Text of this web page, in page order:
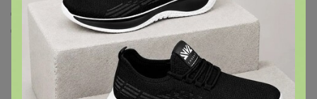
Диаметр, см: 213
Длина, см: 213
Ширина, см: 206
Ширина, см: 206
Высота, см: 69
Наличие насоса: Нет